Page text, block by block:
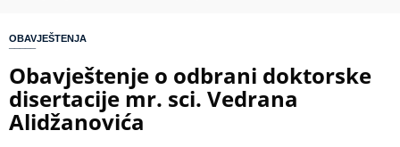
here
OBAVJEŠTENJA
Obavještenje o odbrani doktorske
disertacije mr. sci. Vedrana
Alidžanovića